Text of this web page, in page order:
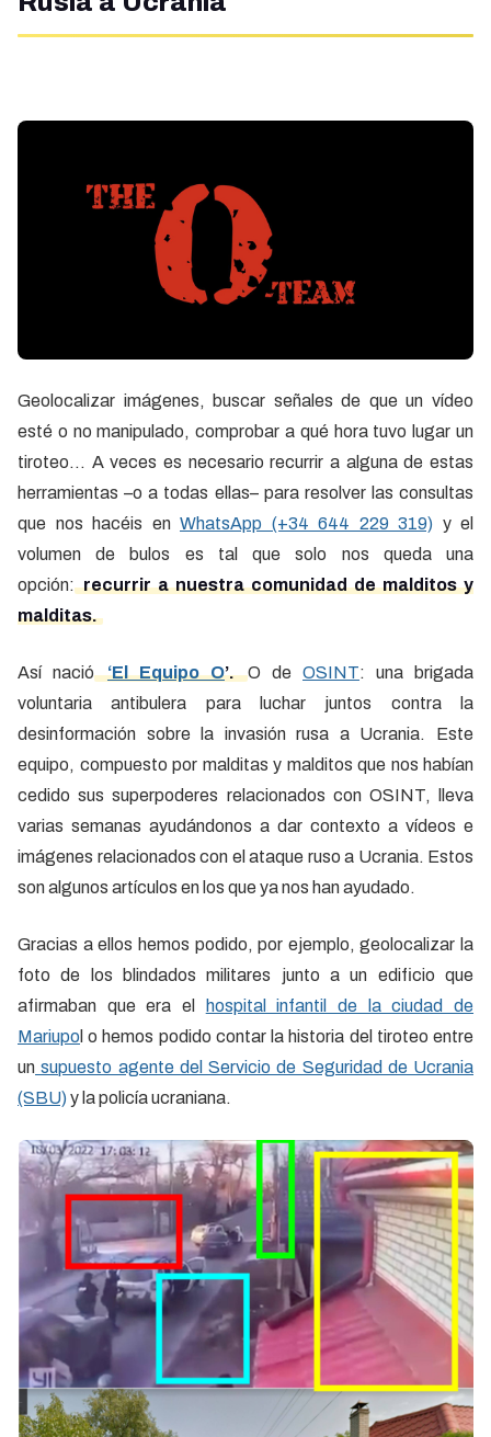
Geolocalizar imágenes, buscar señales de que un vídeo
esté o no manipulado, comprobar a qué hora tuvo lugar un
tiroteo… A veces es necesario recurrir a alguna de estas
herramientas –o a todas ellas– para resolver las consultas
que nos hacéis en WhatsApp (+34 644 229 319) y el
volumen de bulos es tal que solo nos queda una
opción:recurrir a nuestra comunidad de malditos y
malditas.
Así nació ‘El Equipo O’.O de OSINT: una brigada
voluntaria antibulera para luchar juntos contra la
desinformación sobre la invasión rusa a Ucrania. Este
equipo, compuesto por malditas y malditos que nos habían
cedido sus superpoderes relacionados con OSINT, lleva
varias semanas ayudándonos a dar contexto a vídeos e
imágenes relacionados con el ataque ruso a Ucrania. Estos
son algunos artículos en los que ya nos han ayudado.
Gracias a ellos hemos podido, por ejemplo, geolocalizar la
foto de los blindados militares junto a un edificio que
afirmaban que era el
hospital infantil de la ciudad de
Mariupo l o hemos podido contar la historia del tiroteo entre
un supuesto agente del Servicio de Seguridad de Ucrania
(SBU)y la policía ucraniana.